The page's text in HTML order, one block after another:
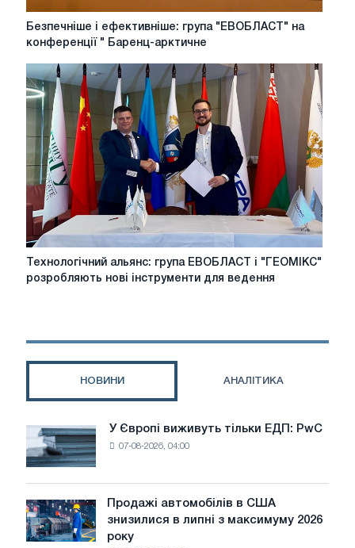
Безпечніше
група
"ЕВОБЛАСТ"
на
конференції
"
Баренц-
арктичне
економічне
партнерство»
Безпечніше і ефективніше: група "ЕВОБЛАСТ" на
конференції " Баренц-арктичне
Технологічний
альянс:
"ГЕОМІКС"
БВР
Технологічний альянс: група ЕВОБЛАСТ і "ГЕОМІКС"
розробляють нові інструменти для ведення
НОВИНИ АНАЛІТИКА
Європі
виживуть
тільки
ЕДП:
PwC
У Європі виживуть тільки ЕДП: PwC
07-08-2026, 04:00
Продажі
автомобілів
в
Продажі автомобілів в США
знизилися в липні з максимуму 2026
року